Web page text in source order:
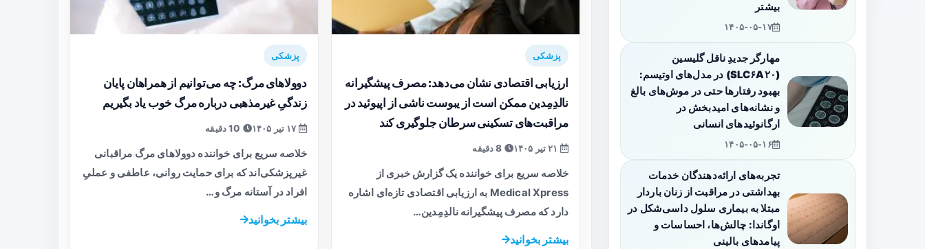
پزشکی
ارزیابی اقتصادی نشان می‌دهد: مصرف پیشگیرانه
نالدِمِدین ممکن است از یبوست ناشی از اپیوئید در
مراقبت‌های تسکینی سرطان جلوگیری کند
خلاصه سریع برای خواننده یک گزارش خبری از
Medical Xpress به ارزیابی اقتصادی تازه‌ای اشاره
دارد که مصرف پیشگیرانه نالدِمِدین…
بیشتر بخوانید
پزشکی
دوولاهای مرگ: چه می‌توانیم از همراهان پایان
زندگیِ غیرمذهبی درباره مرگ خوب یاد بگیریم
خلاصه سریع برای خواننده دوولاهای مرگ مراقبانی
غیرپزشکی‌اند که برای حمایت روانی، عاطفی و عملیِ
افراد در آستانه مرگ و…
بیشتر بخوانید
بیشتر
۱۴۰۵-۰۵-۱۷
مهارگر جدیدِ ناقل گلیسین
(SLC۶A۲۰) در مدل‌های اوتیسم:
بهبود رفتارها حتی در موش‌های بالغ
و نشانه‌های امیدبخش در
ارگانوئیدهای انسانی
۱۴۰۵-۰۵-۱۶
تجربه‌های ارائه‌دهندگان خدمات
بهداشتی در مراقبت از زنان باردار
مبتلا به بیماری سلول داسی‌شکل در
اوگاندا: چالش‌ها، احساسات و
پیامدهای بالینی